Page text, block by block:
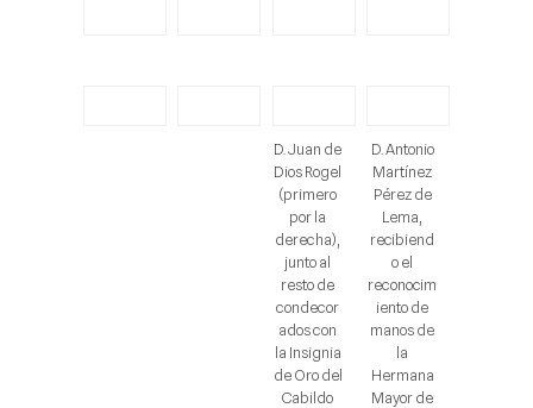
D. Juan de
Dios Rogel
(primero
por la
derecha),
junto al
resto de
condecor
ados con
la Insignia
de Oro del
Cabildo
D. Antonio
Martínez
Pérez de
Lema,
recibiend
o el
reconocim
iento de
manos de
la
Hermana
Mayor de